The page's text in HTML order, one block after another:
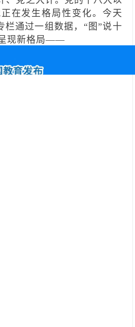
在发生格局性变化。今天
栏通过一组数据，“图”说十
现新格局——